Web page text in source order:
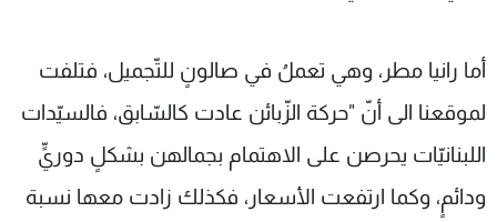
أما رانيا مطر، وهي تعملُ في صالونٍ للتّجميل، فتلفت
لموقعنا الى أنّ "حركة الزّبائن عادت كالسّابق، فالسيّدات
اللبنانيّات يحرصن على الاهتمام بجمالهن بشكلٍ دوريٍّ
ودائمٍ، وكما ارتفعت الأسعار، فكذلك زادت معها نسبة